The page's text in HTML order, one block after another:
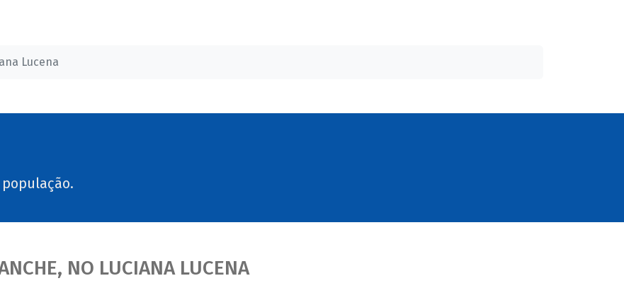
Lucena
NO LUCIANA LUCENA